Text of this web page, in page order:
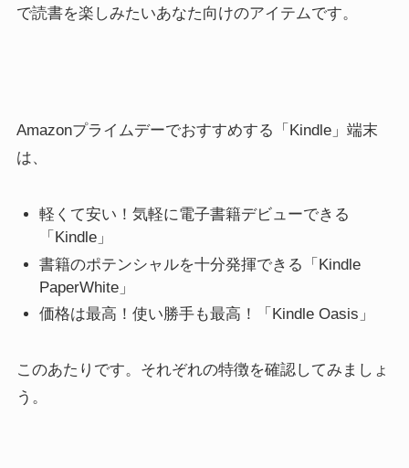
で読書を楽しみたいあなた向けのアイテムです。
Amazonプライムデーでおすすめする「Kindle」端末
は、
軽くて安い！気軽に電子書籍デビューできる
「Kindle」
書籍のポテンシャルを十分発揮できる
「Kindle
PaperWhite」
価格は最高！使い勝手も最高！
「Kindle Oasis」
このあたりです。それぞれの特徴を確認してみましょ
う。